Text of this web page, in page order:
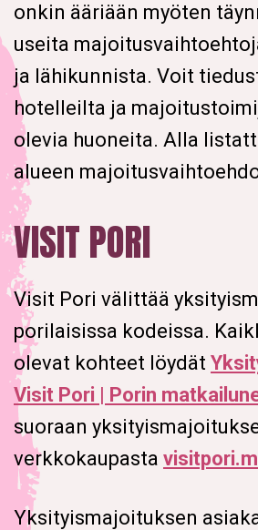
onkin ääriään myöten
useita
ja lähikunnista. Voit
hotelleilta ja
olevia huoneita. Alla
alueen
VISIT PORI
Visit Pori välittää
porilaisissa kodeissa.
olevat kohteet löydät
Visit Pori | Porin
suoraan
verkkokaupasta
Yksityismajoituksen